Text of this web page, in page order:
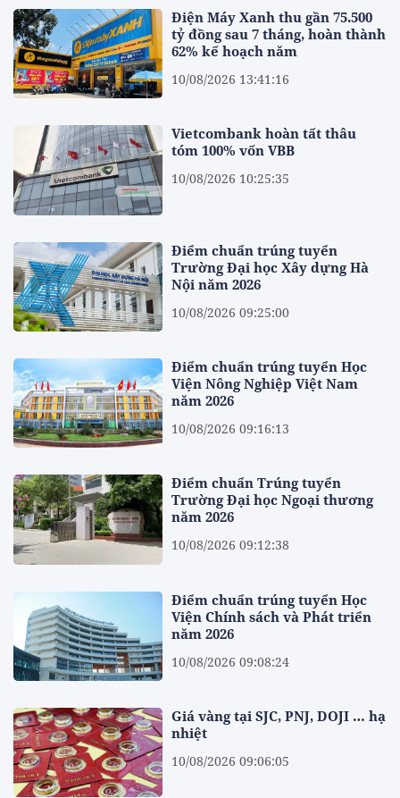
Điện Máy Xanh thu gần 75.500
tỷ đồng sau 7 tháng, hoàn thành
62% kế hoạch năm
10/08/2026 13:41:16
Vietcombank hoàn tất thâu
tóm 100% vốn VBB
10/08/2026 10:25:35
Điểm chuẩn trúng tuyển
Trường Đại học Xây dựng Hà
Nội năm 2026
10/08/2026 09:25:00
Điểm chuẩn trúng tuyển Học
Viện Nông Nghiệp Việt Nam
năm 2026
10/08/2026 09:16:13
Điểm chuẩn Trúng tuyển
Trường Đại học Ngoại thương
năm 2026
10/08/2026 09:12:38
Điểm chuẩn trúng tuyển Học
Viện Chính sách và Phát triển
năm 2026
10/08/2026 09:08:24
Giá vàng tại SJC, PNJ, DOJI … hạ
nhiệt
10/08/2026 09:06:05